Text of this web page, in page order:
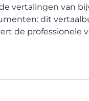
vertalingen van
dit
de professionele